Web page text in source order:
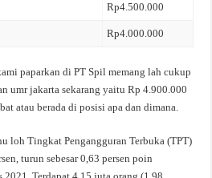
Rp4.500.000
Rp4.000.000
paparkan di PT Spil memang lah cukup
umr jakarta sekarang yaitu Rp 4.900.000
atau berada di posisi apa dan dimana.
loh Tingkat Pengangguran Terbuka (TPT)
turun sebesar 0,63 persen poin
Terdapat 4,15 juta orang (1,98